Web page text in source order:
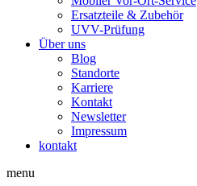
Ersatzteile & Zubehör
UVV-Prüfung
Über uns
Blog
Standorte
Karriere
Kontakt
Newsletter
Impressum
kontakt
menu